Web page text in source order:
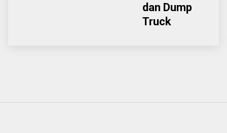
dan Dump
Truck